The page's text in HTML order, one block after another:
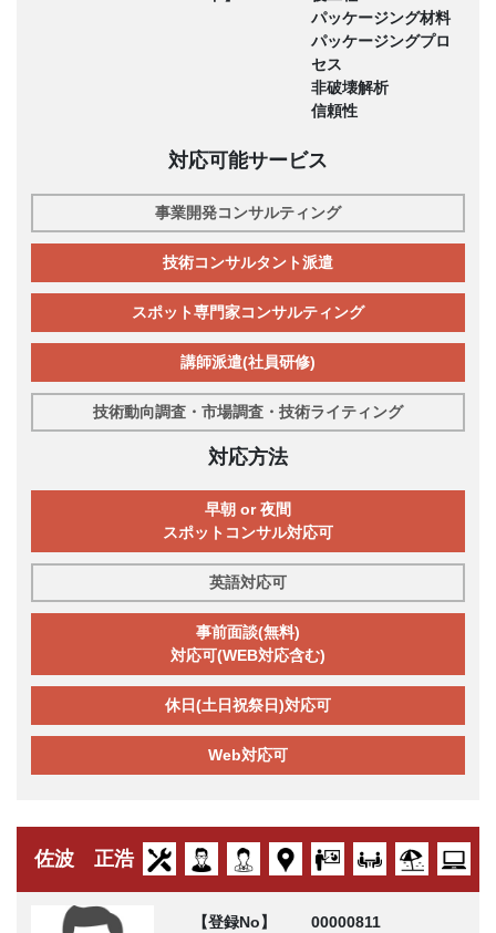
パッケージング材料
パッケージングプロ
セス
非破壊解析
信頼性
対応可能サービス
事業開発コンサルティング
技術コンサルタント派遣
スポット専門家コンサルティング
講師派遣(社員研修)
技術動向調査・市場調査・技術ライティング
対応方法
早朝 or 夜間
スポットコンサル対応可
英語対応可
事前面談(無料)
対応可(WEB対応含む)
休日(土日祝祭日)対応可
Web対応可
佐波 正浩
【登録No】
00000811